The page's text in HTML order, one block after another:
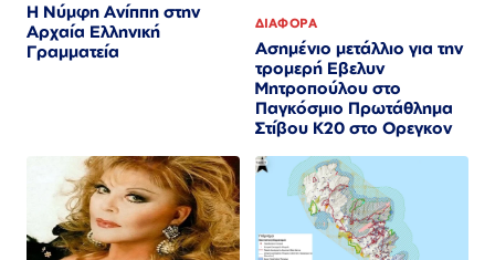
Η Νύμφη Ανίππη στην
Αρχαία Ελληνική
Γραμματεία
ΔΙΑΦΟΡΑ
Ασημένιο μετάλλιο για την
τρομερή Εβελυν
Μητροπούλου στο
Παγκόσμιο Πρωτάθλημα
Στίβου Κ20 στο Ορεγκον